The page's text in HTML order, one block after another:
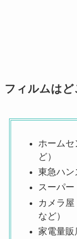
フィルムはど
ホーム
ど）
東急ハン
スーパー
カメラ
など）
家電量販